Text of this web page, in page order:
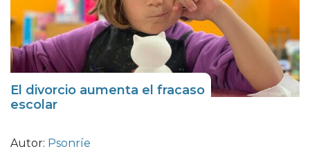
El divorcio aumenta el fracaso
escolar
Autor: Psonríe